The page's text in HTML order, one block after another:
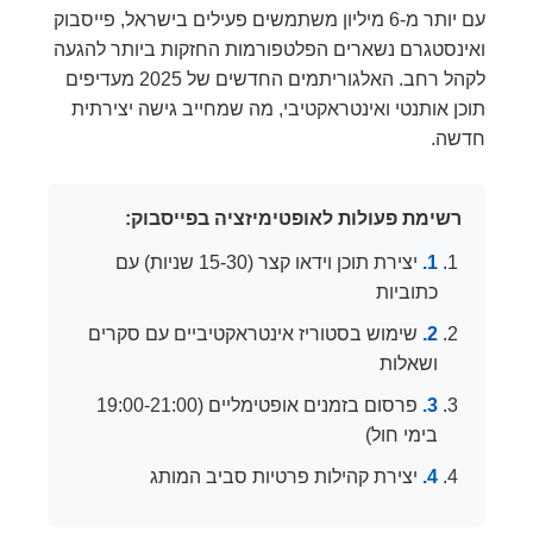
עם יותר מ-6 מיליון משתמשים פעילים בישראל, פייסבוק
ואינסטגרם נשארים הפלטפורמות החזקות ביותר להגעה
לקהל רחב. האלגוריתמים החדשים של 2025 מעדיפים
תוכן אותנטי ואינטראקטיבי, מה שמחייב גישה יצירתית
חדשה.
רשימת פעולות לאופטימיזציה בפייסבוק:
1.
יצירת תוכן וידאו קצר (15-30 שניות) עם
כתוביות
2. שימוש בסטוריז אינטראקטיביים עם סקרים
ושאלות
3.
פרסום בזמנים אופטימליים (19:00-21:00
בימי חול)
4. יצירת קהילות פרטיות סביב המותג